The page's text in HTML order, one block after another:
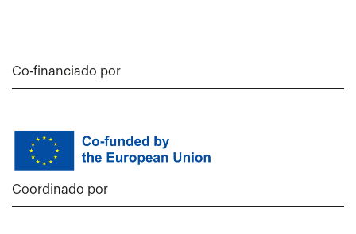
Co-financiado por
Coordinado por